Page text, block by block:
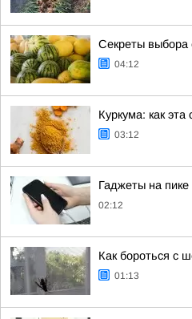
Секреты выбора
04:12
Куркума: как
03:12
Гаджеты на пике
02:12
Как бороться с
01:13